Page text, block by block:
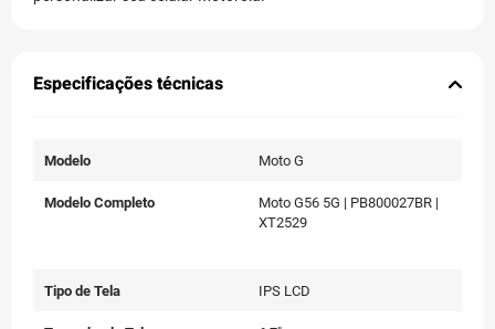
Especificações técnicas
Modelo Moto G
Modelo Completo
Moto G56 5G | PB800027BR |
XT2529
Tipo de Tela IPS LCD